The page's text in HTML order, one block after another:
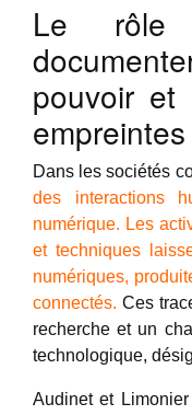
Le rôle
pouvoir et
Dans les sociétés
des interactions
numérique. Les
et techniques
numériques,
connectés. Ces
recherche et un
technologique,
Audinet et